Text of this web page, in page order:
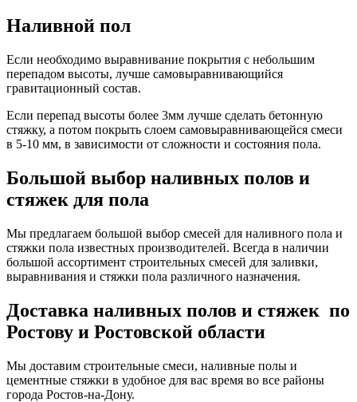
Наливной пол
Если необходимо выравнивание покрытия с небольшим
перепадом высоты, лучше самовыравнивающийся
гравитационный состав.
Если перепад высоты более 3мм лучше сделать бетонную
стяжку, а потом покрыть слоем самовыравнивающейся смеси
в 5-10 мм, в зависимости от сложности и состояния пола.
Большой выбор наливных полов и
стяжек для пола
Мы предлагаем большой выбор смесей для наливного пола и
стяжки пола известных производителей. Всегда в наличии
большой ассортимент строительных смесей для заливки,
выравнивания и стяжки пола различного назначения.
Доставка наливных полов и стяжек по
Ростову и Ростовской области
Мы доставим строительные смеси, наливные полы и
цементные стяжки в удобное для вас время во все районы
города Ростов-на-Дону.